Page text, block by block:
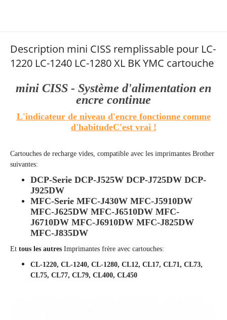
Description mini CISS remplissable pour LC-
1220 LC-1240 LC-1280 XL BK YMC cartouche
mini CISS - Système d'alimentation en
encre continue
L'indicateur de niveau d'encre fonctionne comme
d'habitudeC'est vrai !
Cartouches de recharge vides, compatible avec les imprimantes Brother
suivantes:
DCP-Serie DCP-J525W DCP-J725DW DCP-
J925DW
MFC-Serie MFC-J430W MFC-J5910DW
MFC-J625DW MFC-J6510DW MFC-
J6710DW MFC-J6910DW MFC-J825DW
MFC-J835DW
Et tous les autres Imprimantes frère avec cartouches:
CL-1220, CL-1240, CL-1280, CL12, CL17, CL71, CL73,
CL75, CL77, CL79, CL400, CL450